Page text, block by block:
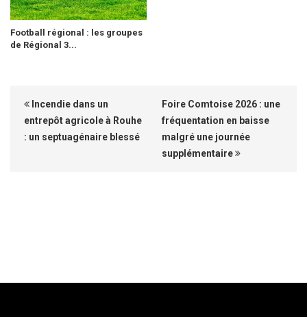
Football régional : les groupes
de Régional 3...
Incendie dans un
entrepôt agricole à Rouhe
: un septuagénaire blessé
Foire Comtoise 2026 : une
fréquentation en baisse
malgré une journée
supplémentaire